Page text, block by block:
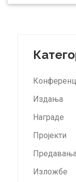
Издања
Награде
Пројекти
Изложбе